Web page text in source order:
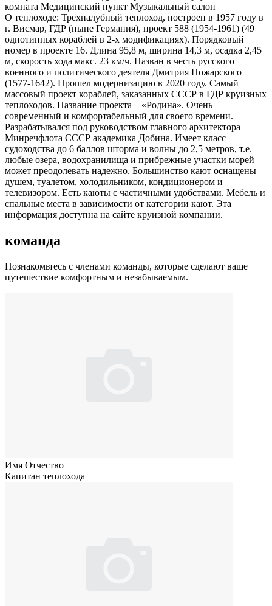
комната Медицинский пункт Музыкальный салон
О теплоходе: Трехпалубный теплоход, построен в 1957 году в
г. Висмар, ГДР (ныне Германия), проект 588 (1954-1961) (49
однотипных кораблей в 2-х модификациях). Порядковый
номер в проекте 16. Длина 95,8 м, ширина 14,3 м, осадка 2,45
м, скорость хода макс. 23 км/ч. Назван в честь русского
военного и политического деятеля Дмитрия Пожарского
(1577-1642). Прошел модернизацию в 2020 году. Самый
массовый проект кораблей, заказанных СССР в ГДР круизных
теплоходов. Название проекта – «Родина». Очень
современный и комфортабельный для своего времени.
Разрабатывался под руководством главного архитектора
Минречфлота СССР академика Добина. Имеет класс
судоходства до 6 баллов шторма и волны до 2,5 метров, т.е.
любые озера, водохранилища и прибрежные участки морей
может преодолевать надежно. Большинство кают оснащены
душем, туалетом, холодильником, кондиционером и
телевизором. Есть каюты с частичными удобствами. Мебель и
спальные места в зависимости от категории кают. Эта
информация доступна на сайте круизной компании.
команда
Познакомьтесь с членами команды, которые сделают ваше
путешествие комфортным и незабываемым.
Имя Отчество
Капитан теплохода